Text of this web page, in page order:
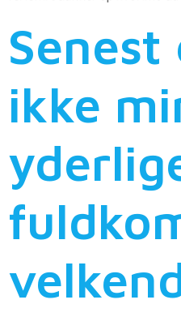
Senest
ikke